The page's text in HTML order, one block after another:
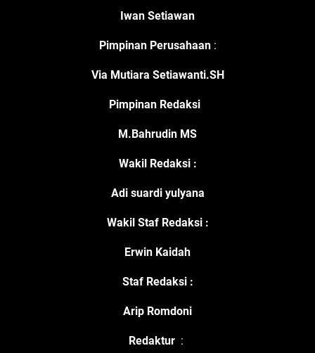
Iwan Setiawan
Pimpinan Perusahaan:
Via Mutiara Setiawanti.SH
Pimpinan Redaksi
M.Bahrudin MS
Wakil Redaksi :
Adi suardi yulyana
Wakil Staf Redaksi :
Erwin Kaidah
Staf Redaksi :
Arip Romdoni
Redaktur :